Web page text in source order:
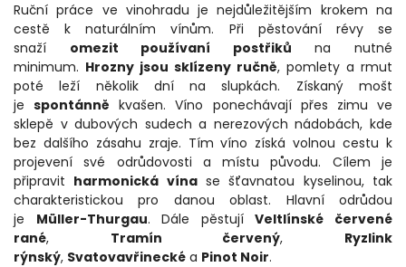
Ruční práce ve vinohradu je nejdůležitějším krokem na
cestě k naturálním vínům. Při pěstování révy se
snaží omezit používaní postřiků na nutné
minimum. Hrozny jsou sklízeny ručně, pomlety a rmut
poté leží několik dní na slupkách. Získaný mošt
jespontánně kvašen. Víno ponechávají přes zimu ve
sklepě v dubových sudech a nerezových nádobách, kde
bez dalšího zásahu zraje. Tím víno získá volnou cestu k
projevení své odrůdovosti a místu původu. Cílem je
připravit harmonická vínase šťavnatou kyselinou, tak
charakteristickou pro danou oblast. Hlavní odrůdou
je Müller-Thurgau. Dále pěstujíVeltlínské červené
rané, Tramín červený, Ryzlink
rýnský, Svatovavřinecké a Pinot Noir.